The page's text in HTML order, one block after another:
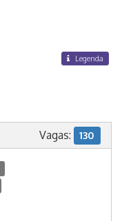
Legenda
Vagas: 130